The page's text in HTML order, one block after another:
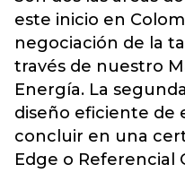
este inicio en
negociación de la
través de nuestro
Energía. La
diseño eficiente de
concluir en una
Edge o Referencial